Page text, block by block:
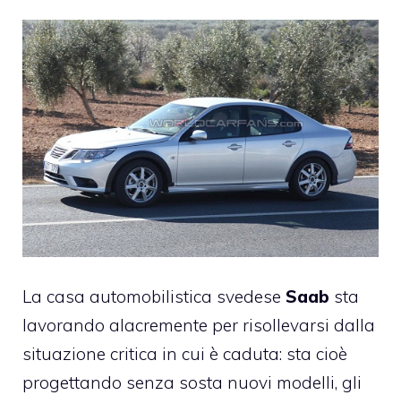
La casa automobilistica svedese Saab sta
lavorando alacremente per risollevarsi dalla
situazione critica in cui è caduta: sta cioè
progettando senza sosta nuovi modelli, gli